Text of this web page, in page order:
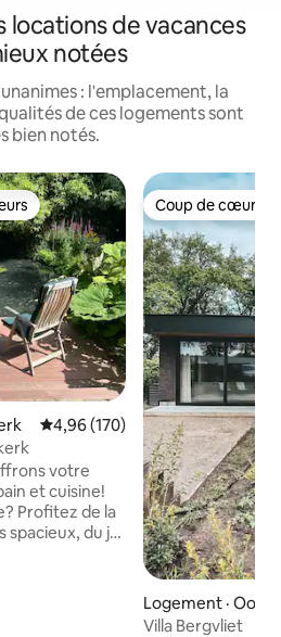
locations de vacances
notées
: l'emplacement, la
de ces logements sont
bien notés.
parmi les plus aimés
Note moyenne de 4,96 sur 5,
4,96 (170)
votre
et cuisine!
Profitez de la
du joli
Coup de cœur
Coup de cœur
Logement ·
Villa Bergvliet